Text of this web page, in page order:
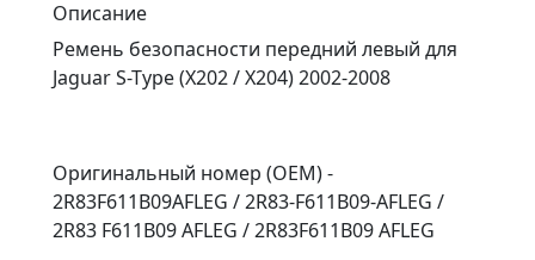
Описание
Ремень безопасности передний левый для
Jaguar S-Type (X202 / X204) 2002-2008
Оригинальный номер (OEM) -
2R83F611B09AFLEG / 2R83-F611B09-AFLEG /
2R83 F611B09 AFLEG / 2R83F611B09 AFLEG